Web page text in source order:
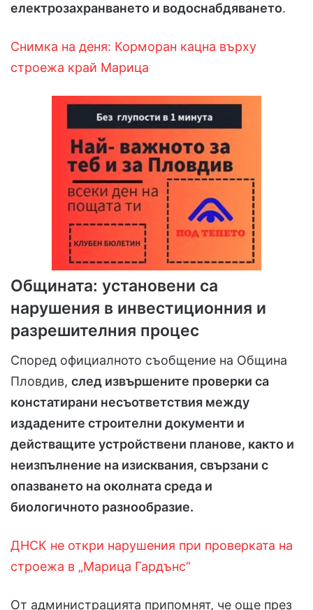
електрозахранването и водоснабдяването.
Снимка на деня: Корморан кацна върху
строежа край Марица
Общината: установени са
нарушения в инвестиционния и
разрешителния процес
Според официалното съобщение на Община
Пловдив, след извършените проверки са
констатирани несъответствия между
издадените строителни документи и
действащите устройствени планове, както и
неизпълнение на изисквания, свързани с
опазването на околната среда и
биологичното разнообразие.
ДНСК не откри нарушения при проверката на
строежа в „Марица Гардънс“
От администрацията припомнят, че още през